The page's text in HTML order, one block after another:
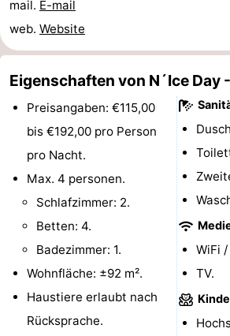
Schwimmbader
-
Reiten
Parafliegen
und
Veranstaltungen
mail. E-mail
web. Website
Eigenschaften von N´Ice Day
Preisangaben: €115,00
bis €192,00 pro Person
pro Nacht.
Max. 4 personen.
Schlafzimmer: 2.
Betten: 4.
Badezimmer: 1.
Wohnfläche: ±92 m².
Haustiere erlaubt nach
Rücksprache.
WiFi
TV.